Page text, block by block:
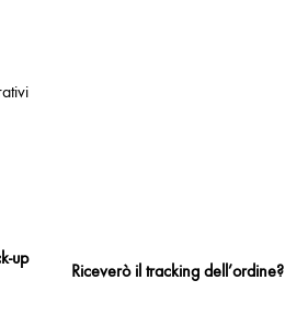
up
Riceverò il tracking dell’ordine?